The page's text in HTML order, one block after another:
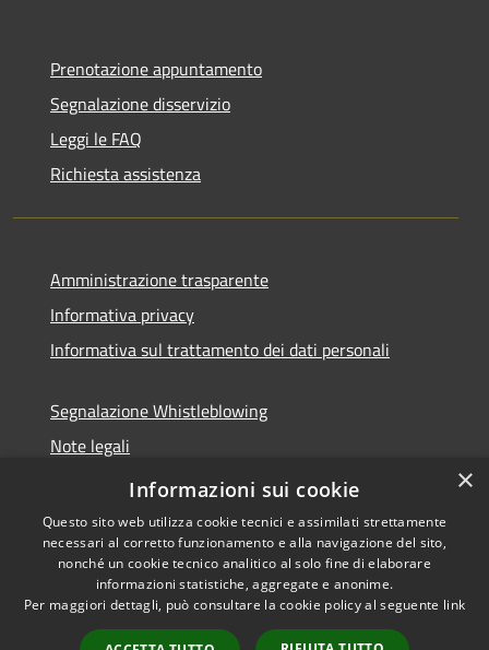
Prenotazione appuntamento
Segnalazione disservizio
Leggi le FAQ
Richiesta assistenza
Amministrazione trasparente
Informativa privacy
Informativa sul trattamento dei dati personali
Segnalazione Whistleblowing
Note legali
Dichiarazione di accessibilità
Accessibilità
Copyright © 2026 • Comune di
Caramanico Terme • Powered
byMunicipium Accesso
×
Informazioni sui cookie
Questo sito web utilizza cookie tecnici e assimilati strettamente
necessari al corretto funzionamento e alla navigazione del sito,
nonché un cookie tecnico analitico al solo fine di elaborare
informazioni statistiche, aggregate e anonime.
Per maggiori dettagli, può consultare la cookie policy al seguente link